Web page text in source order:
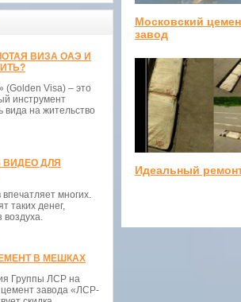
ВИЗА ОАЭ И
(Golden Visa) – это
инструмент
вида на жительство
ВИДЕО ДЛЯ
впечатляет многих.
таких денег,
воздуха.
В МЕШКАХ
Группы ЛСР на
завода «ЛСР-
Московский
завод
Идеальный